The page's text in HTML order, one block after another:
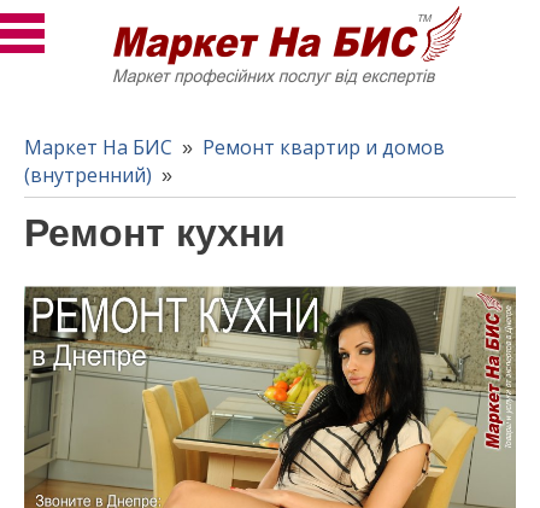
Маркет На БИС » Ремонт квартир и домов
(внутренний) »
Ремонт кухни